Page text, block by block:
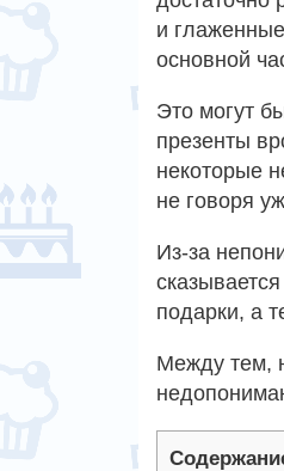
и
основной
Это могут
презенты
некоторые
не говоря
Из-за
подарки, а
Между тем,